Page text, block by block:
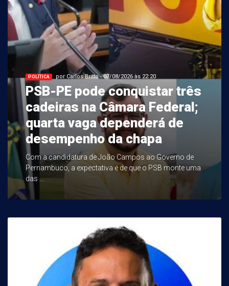
POLÍTICA por Carlos Britto - 07/08/2026 às 22:20
PSB-PE pode conquistar três
cadeiras na Câmara Federal;
quarta vaga dependerá de
desempenho da chapa
Com a candidatura de João Campos ao Governo de
Pernambuco, a expectativa é de que o PSB monte uma
das ...